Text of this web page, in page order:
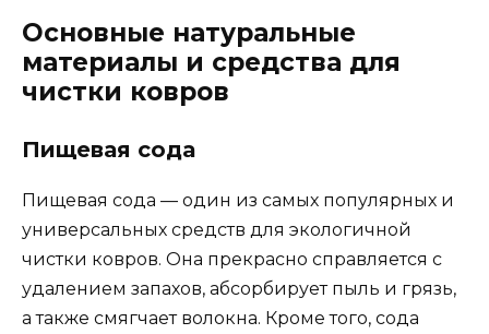
Основные натуральные
материалы и средства для
чистки ковров
Пищевая сода
Пищевая сода — один из самых популярных и
универсальных средств для экологичной
чистки ковров. Она прекрасно справляется с
удалением запахов, абсорбирует пыль и грязь,
а также смягчает волокна. Кроме того, сода